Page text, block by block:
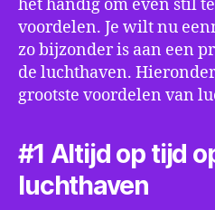
het handig om even stil
voordelen. Je wilt nu
zo bijzonder is aan een
de luchthaven.
grootste voordelen van
#1 Altijd op tijd
luchthaven